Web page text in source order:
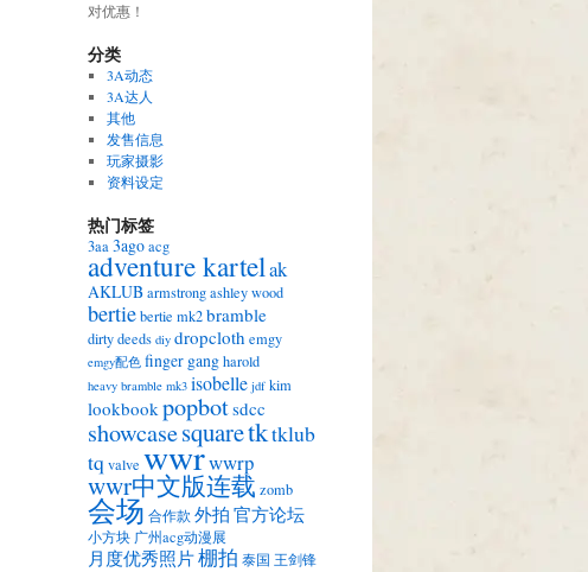
对优惠！
分类
3A动态
3A达人
其他
发售信息
玩家摄影
资料设定
热门标签
3aa 3agoacg
adventure kartelak
AKLUBarmstrongashley wood
bertiebertie mk2bramble
dirty deeds diy dropcloth emgy
emgy配色 finger gangharold
heavy bramble mk3 isobelle jdf kim
lookbookpopbotsdcc
showcasesquaretktklub
tq valve wwrwwrp
wwr中文版连载 zomb
会场合作款 外拍 官方论坛
小方块 广州acg动漫展
月度优秀照片棚拍 泰国 王剑锋